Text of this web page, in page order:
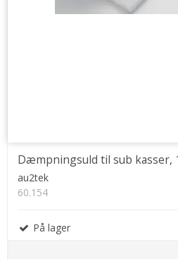
Dæmpningsuld til sub kasser,
au2tek
60.154
På lager